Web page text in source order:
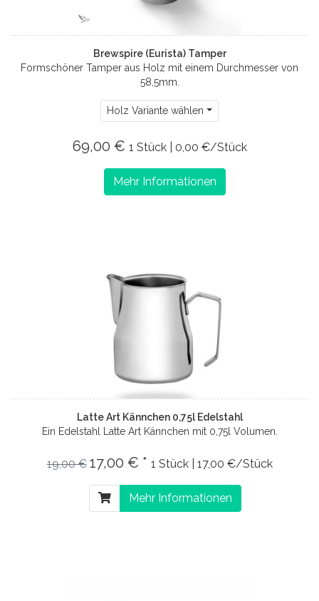
Brewspire (Eurista) Tamper
Formschöner Tamper aus Holz mit einem Durchmesser von
58,5mm.
Holz Variante wählen
69,00 € 1 Stück | 0,00 €/Stück
Mehr Informationen
Latte Art Kännchen 0,75l Edelstahl
Ein Edelstahl Latte Art Kännchen mit 0,75l Volumen.
19,00 € 17,00 € * 1 Stück | 17,00 €/Stück
Mehr Informationen